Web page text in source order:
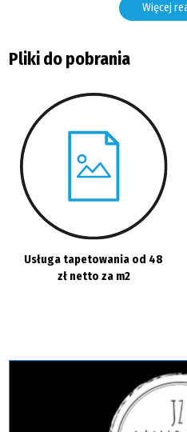
Więcej
Pliki do pobrania
Usługa tapetowania od 48
zł netto za m2